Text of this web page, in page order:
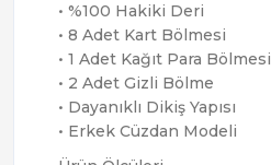
• %100 Hakiki Deri
• 8 Adet Kart Bölmesi
• 1 Adet Kağıt Para Bölmesi
• 2 Adet Gizli Bölme
• Dayanıklı Dikiş Yapısı
• Erkek Cüzdan Modeli